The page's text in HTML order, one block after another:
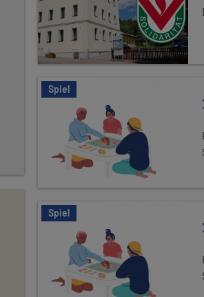
Spiel
Spiel